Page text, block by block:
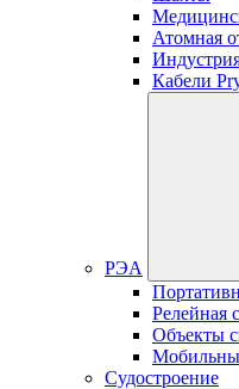
Атомная
Кабели
РЭА
Релейная
Объекты
Судостроение